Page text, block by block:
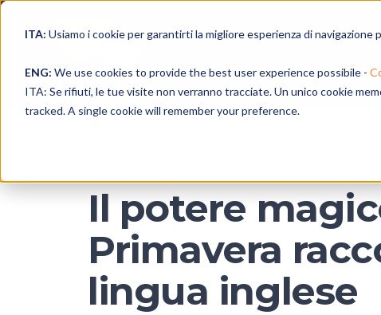
ITA: Usiamo i cookie per garantirti la migliore esperienza di navigazione
ENG: We use cookies to provide the best user experience possibile -
ITA: Se rifiuti, le tue visite non verranno tracciate. Un unico cookie
tracked. A single cookie will remember your preference.
Il potere
Primavera
lingua inglese